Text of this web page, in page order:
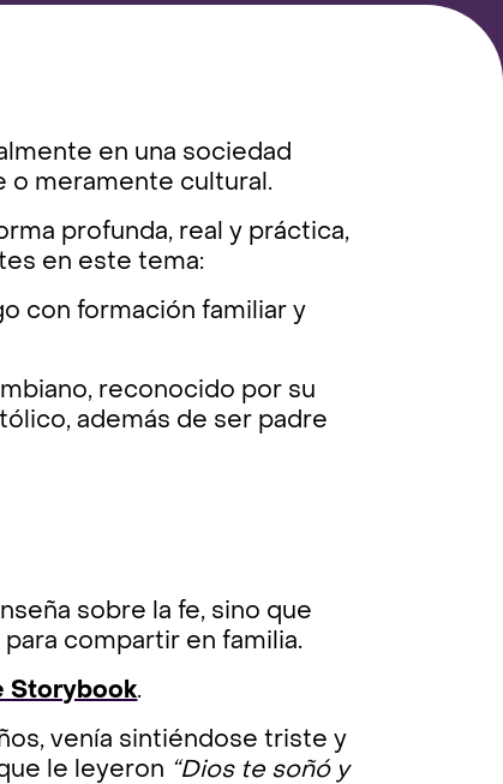
en una sociedad
o meramente cultural.
profunda, real y práctica,
en este tema:
con formación familiar y
reconocido por su
además de ser padre
sobre la fe, sino que
compartir en familia.
Storybook.
venía sintiéndose triste y
le leyeron “Dios te soñó y